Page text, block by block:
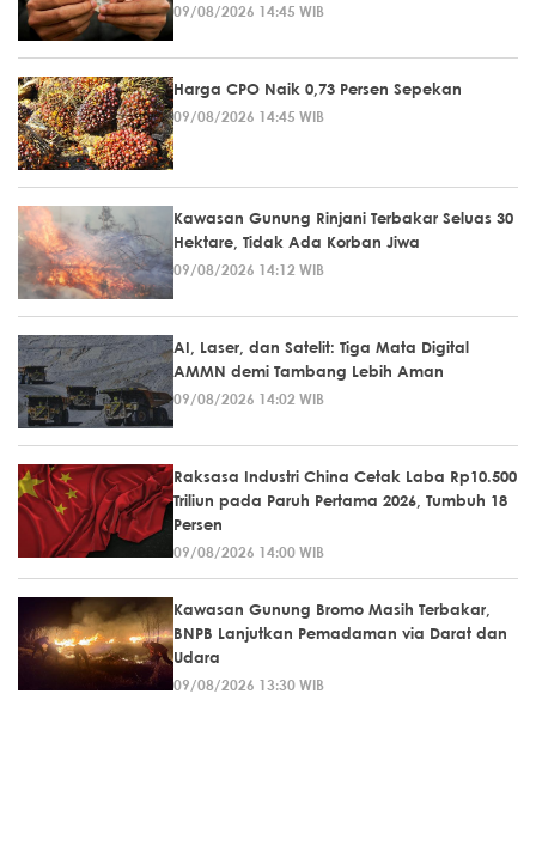
09/08/2026 14:45 WIB
Harga CPO Naik 0,73 Persen Sepekan
09/08/2026 14:45 WIB
Kawasan Gunung Rinjani Terbakar Seluas 30
Hektare, Tidak Ada Korban Jiwa
09/08/2026 14:12 WIB
AI, Laser, dan Satelit: Tiga Mata Digital
AMMN demi Tambang Lebih Aman
09/08/2026 14:02 WIB
Raksasa Industri China Cetak Laba Rp10.500
Triliun pada Paruh Pertama 2026, Tumbuh 18
Persen
09/08/2026 14:00 WIB
Kawasan Gunung Bromo Masih Terbakar,
BNPB Lanjutkan Pemadaman via Darat dan
Udara
09/08/2026 13:30 WIB